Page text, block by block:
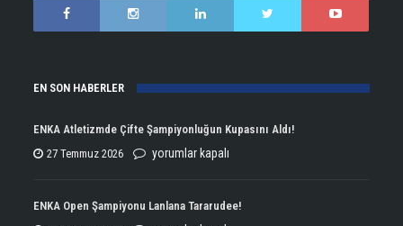
EN SON HABERLER
ENKA Atletizmde Çifte Şampiyonluğun Kupasını Aldı!
27 Temmuz 2026
ENKA
Çifte
yorumlar kapalı
ENKA Open Şampiyonu Lanlana Tararudee!